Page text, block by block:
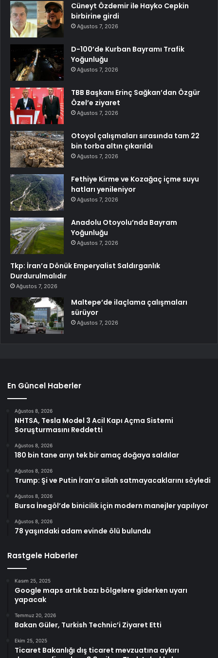
Cüneyt Özdemir ile Hayko Cepkin
birbirine girdi
Ağustos 7, 2026
D-100’de Kurban Bayramı Trafik
Yoğunluğu
Ağustos 7, 2026
TBB Başkanı Erinç Sağkan’dan Özgür
Özel’e ziyaret
Ağustos 7, 2026
Otoyol çalışmaları sırasında tam 22
bin torba altın çıkarıldı
Ağustos 7, 2026
Fethiye Kirme ve Kozağaç içme suyu
hatları yenileniyor
Ağustos 7, 2026
Anadolu Otoyolu’nda Bayram
Yoğunluğu
Ağustos 7, 2026
Tkp: İran’a Dönük Emperyalist Saldırganlık
Durdurulmalıdır
Ağustos 7, 2026
Maltepe’de ilaçlama çalışmaları
sürüyor
Ağustos 7, 2026
En Güncel Haberler
Ağustos 8, 2026
NHTSA, Tesla Model 3 Acil Kapı Açma Sistemi
Soruşturmasını Reddetti
Ağustos 8, 2026
180 bin tane arıyı tek bir amaç doğaya saldılar
Ağustos 8, 2026
Trump: Şi ve Putin İran’a silah satmayacaklarını söyledi
Ağustos 8, 2026
Bursa İnegöl’de binicilik için modern manejler yapılıyor
Ağustos 8, 2026
78 yaşındaki adam evinde ölü bulundu
Rastgele Haberler
Kasım 25, 2025
Google maps artık bazı bölgelere giderken uyarı
yapacak
Temmuz 20, 2026
Bakan Güler, Turkish Technic’i Ziyaret Etti
Ekim 25, 2025
Ticaret Bakanlığı dış ticaret mevzuatına aykırı